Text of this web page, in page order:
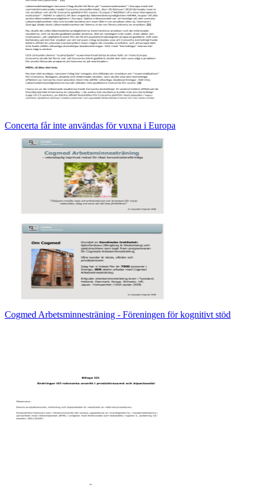
Concerta får inte användas för vuxna i Europa
Cogmed Arbetsminnesträning - Föreningen för kognitivt stöd